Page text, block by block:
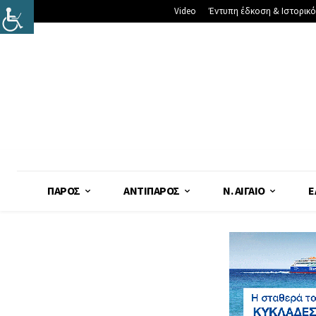
Video Έντυπη έδκοση &
ΠΆΡΟΣ ΑΝΤΊΠΑΡΟΣ Ν. ΑΙΓΑΊΟ